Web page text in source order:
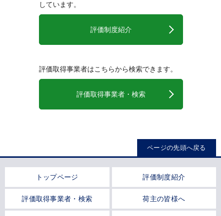
しています。
評価制度紹介
評価取得事業者はこちらから検索できます。
評価取得事業者・検索
ページの先頭へ戻る
トップページ 評価制度紹介
評価取得事業者・検索 荷主の皆様へ